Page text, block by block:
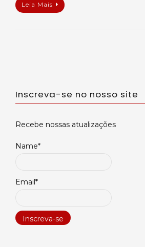
Leia Mais
Inscreva-se no nosso site
Recebe nossas atualizações
Name*
Email*